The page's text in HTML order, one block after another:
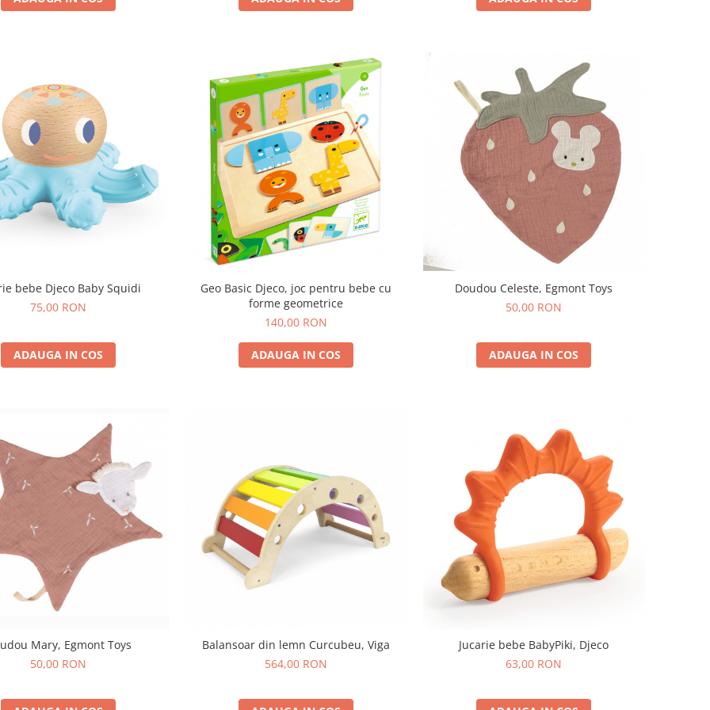
bebe Djeco Baby Squidi
75,00 RON
ADAUGA IN COS
Geo Basic Djeco, joc pentru bebe cu
forme geometrice
140,00 RON
ADAUGA IN COS
Doudou Celeste, Egmont Toys
50,00 RON
ADAUGA IN COS
Mary, Egmont Toys
50,00 RON
Balansoar din lemn Curcubeu, Viga
564,00 RON
Jucarie bebe BabyPiki, Djeco
63,00 RON